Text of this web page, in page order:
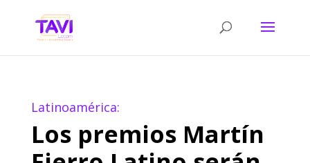
Latinoamérica:
Los premios Martín